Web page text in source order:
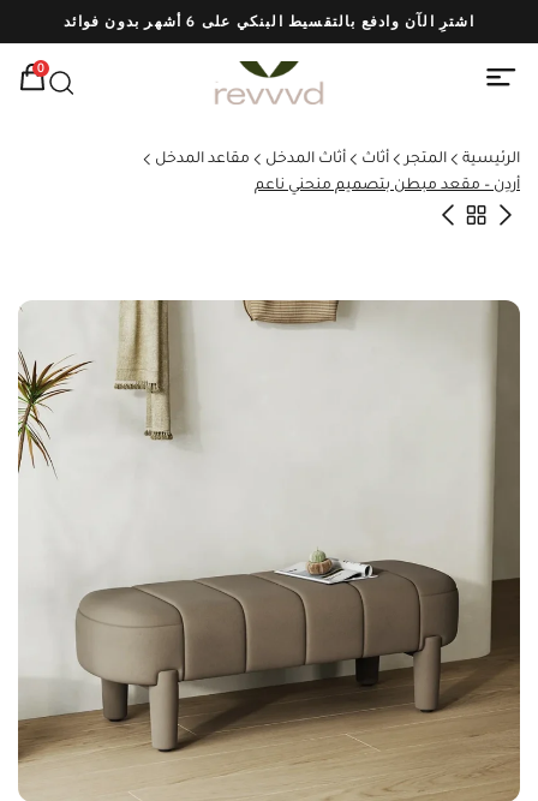
اشترِ الآن وادفع بالتقسيط البنكي على 6 أشهر بدون فوائد
0
الرئيسية المتجر أثاث أثاث المدخل
مقاعد المدخل
أردِن – مقعد مبطن بتصميم منحني ناعم